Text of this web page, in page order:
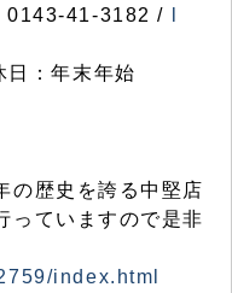
0143-41-3182 /
：年末年始
の歴史を誇る中堅店
っていますので是非
index.html